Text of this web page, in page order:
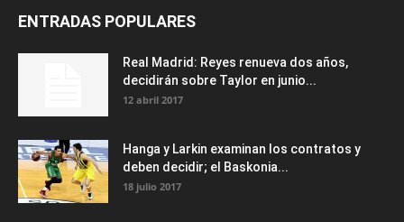
ENTRADAS POPULARES
Real Madrid: Reyes renueva dos años,
decidirán sobre Taylor en junio...
12 abril 2017
Hanga y Larkin examinan los contratos y
deben decidir; el Baskonia...
18 julio 2017